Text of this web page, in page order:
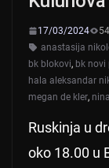
17/03/2024
anastasija
bk blokovi, bk novi
hala aleksandar
megan de kler,
Ruskinja u
oko 18.00 u